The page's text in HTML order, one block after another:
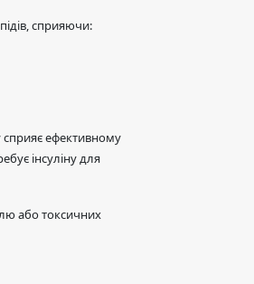
сприяючи:
ефективному
інсуліну для
або токсичних